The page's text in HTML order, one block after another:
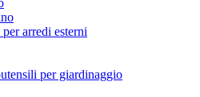
arredi esterni
per giardinaggio